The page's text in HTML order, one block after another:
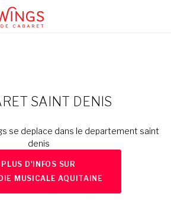
SAINT DENIS
se deplace dans le departement saint
denis
PLUS D'INFOS SUR
MUSICALE AQUITAINE